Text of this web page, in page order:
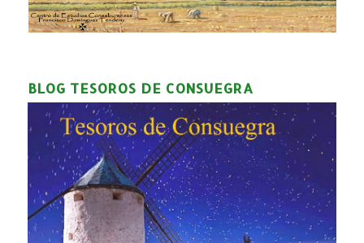
BLOG TESOROS DE CONSUEGRA